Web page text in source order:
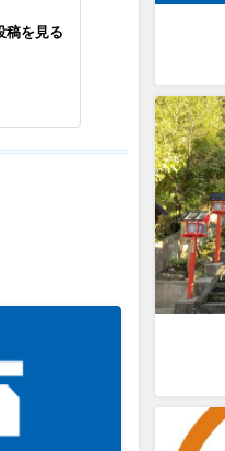
稿を見る